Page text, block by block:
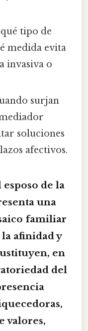
tipo de
medida evita
invasiva o
surjan
soluciones
afectivos.
de la
una
familiar
la afinidad y
en
del
valores,